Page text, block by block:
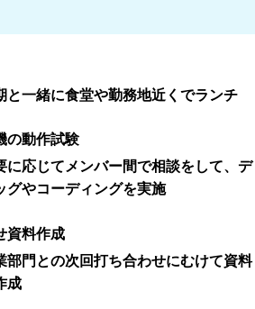
と一緒に食堂や勤務地近くでランチ
の動作試験
に応じてメンバー間で相談をして、デ
グやコーディングを実施
資料作成
部門との次回打ち合わせにむけて資料
成